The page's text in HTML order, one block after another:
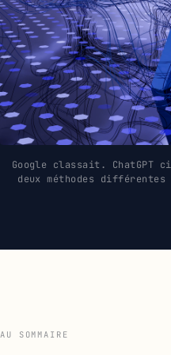
Google classait. ChatGPT
deux méthodes
AU SOMMAIRE